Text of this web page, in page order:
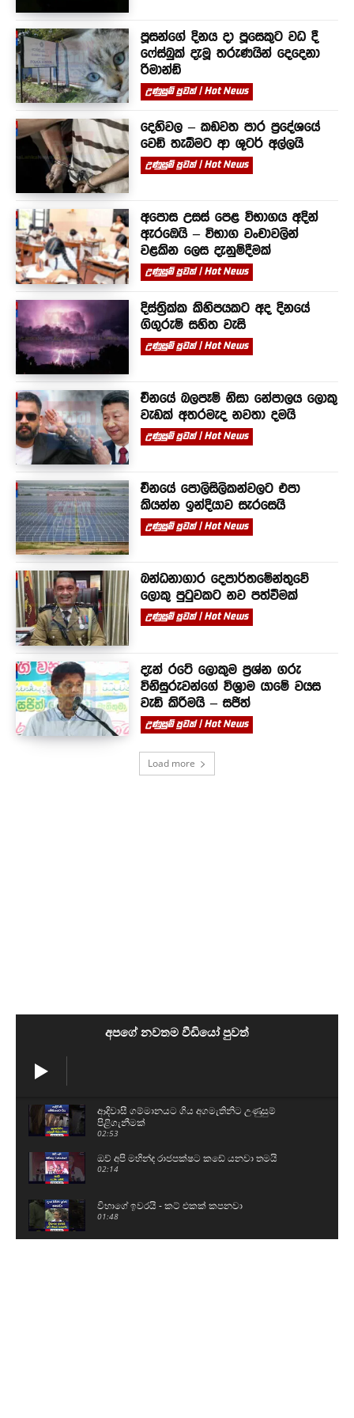
පූසන්ගේ දිනය දා පූසෙකුට වධ දී
ෆේස්බුක් දැමූ තරුණයින් දෙදෙනා
රිමාන්ඩ්
උණුසුම් පුවත් | Hot News
දෙහිවල – කඩවත පාර ප්‍රදේශයේ
වෙඩි තැබීමට ආ ශූටර් අල්ලයි
උණුසුම් පුවත් | Hot News
අපොස උසස් පෙළ විභාගය අදින්
ඇරඹෙයි – විභාග වංචාවලින්
වළකින ලෙස දැනුම්දීමක්
උණුසුම් පුවත් | Hot News
දිස්ත්‍රික්ක කිහිපයකට අද දිනයේ
ගිගුරුම් සහිත වැසි
උණුසුම් පුවත් | Hot News
චීනයේ බලපෑම් නිසා නේපාලය ලොකු
වැඩක් අතරමැද නවතා දමයි
උණුසුම් පුවත් | Hot News
චීනයේ පොලිසිලිකන්වලට එපා
කියන්න ඉන්දියාව සැරසෙයි
උණුසුම් පුවත් | Hot News
බන්ධනාගාර දෙපාර්තමේන්තුවේ
ලොකු පුටුවකට නව පත්වීමක්
උණුසුම් පුවත් | Hot News
දැන් රටේ ලොකුම ප්‍රශ්න ගරු
විනිසුරුවන්ගේ විශ්‍රාම යාමේ වයස
වැඩි කිරීමයි – සජිත්
උණුසුම් පුවත් | Hot News
Load more
අපගේ නවතම වීඩියෝ පුවත්
ආදිවාසී ගම්මානයට ගිය අගමැතිනිට උණුසුම්
පිළිගැනීමක්
02:53
ඔව් අපි මහින්ද රාජපක්ෂට කඩේ යනවා තමයි
02:14
විභාගේ ඉවරයි - කට් එකක් කපනවා
01:48